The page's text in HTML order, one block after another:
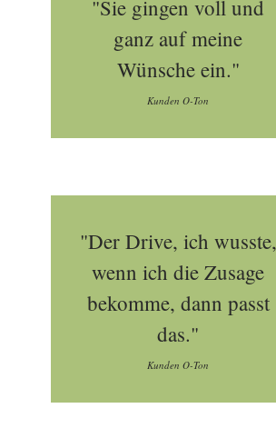
"Sie gingen voll und
ganz auf meine
Wünsche ein."
Kunden O-Ton
"Der Drive, ich wusste,
wenn ich die Zusage
bekomme, dann passt
das."
Kunden O-Ton